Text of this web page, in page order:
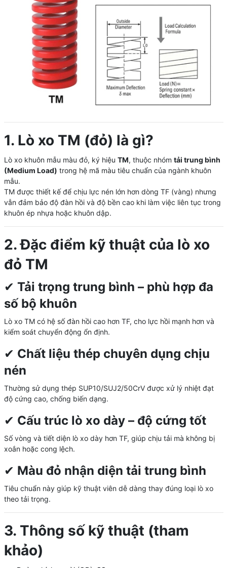
1. Lò xo TM (đỏ) là gì?
Lò xo khuôn mẫu màu đỏ, ký hiệu TM, thuộc nhóm tải trung bình
(Medium Load) trong hệ mã màu tiêu chuẩn của ngành khuôn
mẫu.
TM được thiết kế để chịu lực nén lớn hơn dòng TF (vàng) nhưng
vẫn đảm bảo độ đàn hồi và độ bền cao khi làm việc liên tục trong
khuôn ép nhựa hoặc khuôn dập.
2. Đặc điểm kỹ thuật của lò xo
đỏ TM
✔ Tải trọng trung bình – phù hợp đa
số bộ khuôn
Lò xo TM có hệ số đàn hồi cao hơn TF, cho lực hồi mạnh hơn và
kiểm soát chuyển động ổn định.
✔ Chất liệu thép chuyên dụng chịu
nén
Thường sử dụng thép SUP10/SUJ2/50CrV được xử lý nhiệt đạt
độ cứng cao, chống biến dạng.
✔ Cấu trúc lò xo dày – độ cứng tốt
Số vòng và tiết diện lò xo dày hơn TF, giúp chịu tải mà không bị
xoắn hoặc cong lệch.
✔ Màu đỏ nhận diện tải trung bình
Tiêu chuẩn này giúp kỹ thuật viên dễ dàng thay đúng loại lò xo
theo tải trọng.
3. Thông số kỹ thuật (tham
khảo)